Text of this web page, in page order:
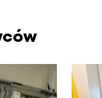
w poziomie. Użyj